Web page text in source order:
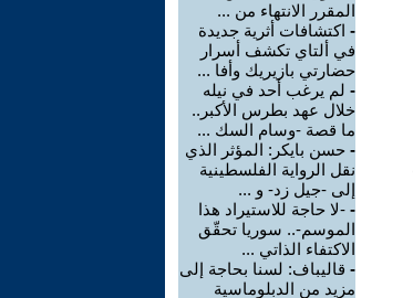
المقرر الانتهاء من ...
- اكتشافات أثرية جديدة
في ألتاي تكشف أسرار
حضارتي بازيريك وأفا ...
- لم يرغب أحد في نيله
خلال عهد بطرس الأكبر..
ما قصة -وسام السك ...
- حسن بايكر: المؤثر الذي
نقل الرواية الفلسطينية
إلى -جيل زد- و ...
- -لا حاجة للاستيراد هذا
الموسم-.. سوريا تحقّق
الاكتفاء الذاتي ...
- قاليباف: لسنا بحاجة إلى
مزيد من الدبلوماسية